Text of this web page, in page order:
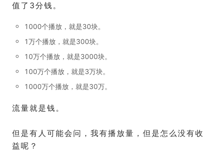
值了3分钱。
1000个播放，就是30块。
1万个播放，就是300块。
10万个播放，就是3000块。
100万个播放，就是3万块。
1000万个播放，就是30万。
流量就是钱。
但是有人可能会问，我有播放量，但是怎么没有收
益呢？